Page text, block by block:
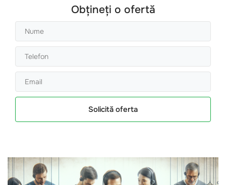
Obțineți o ofertă
Solicită oferta